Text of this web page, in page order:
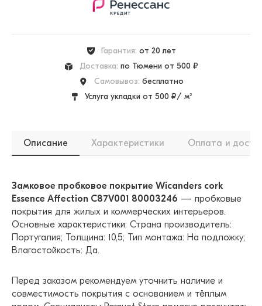
Гарантия: от 20 лет
Доставка: по Тюмени от 500 ₽
Самовывоз: бесплатно
Услуга укладки от 500 ₽/ м²
Описание Характеристики Оплата и
Замковое пробковое покрытие Wicanders cork
Essence Affection C87V001 80003246 — пробковые
покрытия для жилых и коммерческих интерьеров.
Основные характеристики: Страна производитель:
Португалия; Толщина: 10,5; Тип монтажа: На подложку;
Влагостойкость: Да.
Перед заказом рекомендуем уточнить наличие и
совместимость покрытия с основанием и тёплым